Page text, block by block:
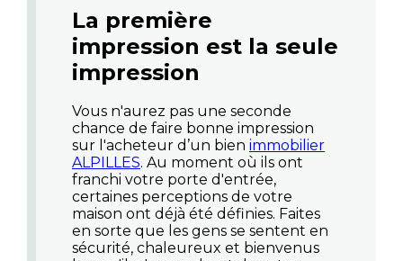
La première
impression est la seule
impression
Vous n'aurez pas une seconde
chance de faire bonne impression
sur l'acheteur d’un bien immobilier
ALPILLES. Au moment où ils ont
franchi votre porte d'entrée,
certaines perceptions de votre
maison ont déjà été définies. Faites
en sorte que les gens se sentent en
sécurité, chaleureux et bienvenus